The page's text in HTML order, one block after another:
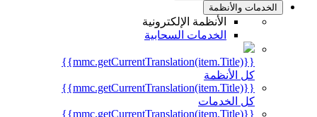
الخدمات والأنظمة
الأنظمة الإلكترونية
الخدمات السحابية
{{mmc.getCurrentTranslation(item.Title)}}
كل الأنظمة
{{mmc.getCurrentTranslation(item.Title)}}
كل الخدمات
{{mmc.getCurrentTranslation(item.Title)}}